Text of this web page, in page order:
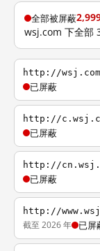
全部被屏蔽
wsj.com 下全部
http://wsj.com
已屏蔽
http://
已屏蔽
http://
已屏蔽
http://
截至 2026 年 已屏